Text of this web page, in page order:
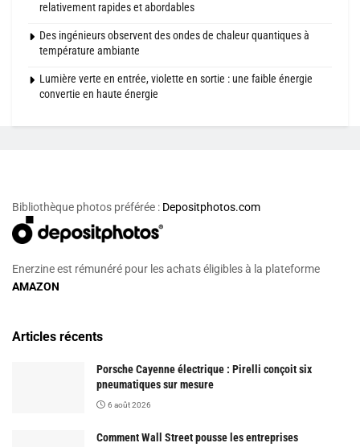
relativement rapides et abordables
Des ingénieurs observent des ondes de chaleur quantiques à
température ambiante
Lumière verte en entrée, violette en sortie : une faible énergie
convertie en haute énergie
Bibliothèque photos préférée : Depositphotos.com
Enerzine est rémunéré pour les achats éligibles à la plateforme
AMAZON
Articles récents
Porsche Cayenne électrique : Pirelli conçoit six
pneumatiques sur mesure
6 août 2026
Comment Wall Street pousse les entreprises